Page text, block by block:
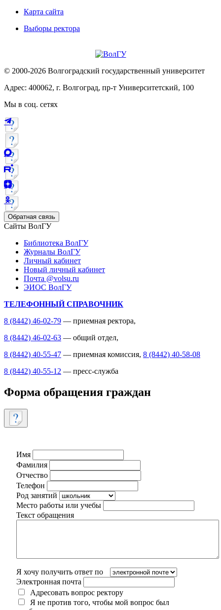
Карта сайта
Выборы ректора
© 2000-2026 Волгоградский государственный университет
Адрес: 400062, г. Волгоград, пр-т Университетский, 100
Мы в соц. сетях
Обратная связь
Сайты ВолГУ
Библиотека ВолГУ
Журналы ВолГУ
Личный кабинет
Новый личный кабинет
Почта @volsu.ru
ЭИОС ВолГУ
ТЕЛЕФОННЫЙ СПРАВОЧНИК
8 (8442) 46-02-79 — приемная ректора,
8 (8442) 46-02-63 — общий отдел,
8 (8442) 40-55-47 — приемная комиссия, 8 (8442) 40-58-08
8 (8442) 40-55-12 — пресс-служба
Форма обращения граждан
Имя
Фамилия
Отчество
Телефон
Род занятий
Место работы или учебы
Текст обращения
Я хочу получить ответ по
Электронная почта
Адресовать вопрос ректору
Я не против того, чтобы мой вопрос был